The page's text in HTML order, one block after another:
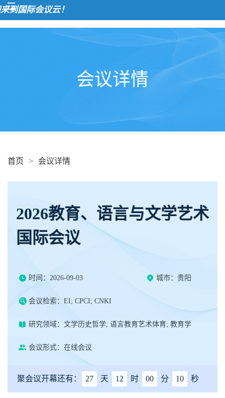
国际会议云！
会议详情
首页 > 会议详情
2026教育、语言与文学艺术
国际会议
时间：2026-09-03 城市：贵阳
会议检索：EI; CPCI; CNKI
研究领域：文学历史哲学; 语言教育艺术体育; 教育学
会议形式：在线会议
聚会议开幕还有： 27 天 12 时 00 分 09 秒